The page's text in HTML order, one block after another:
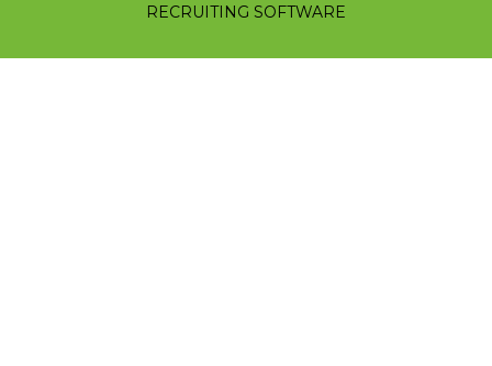
RECRUITING SOFTWARE